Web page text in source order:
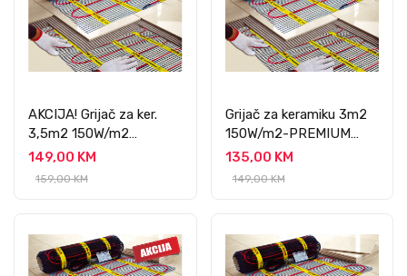
AKCIJA! Grijač za ker.
3,5m2 150W/m2
PREMIUM
PROFESSIONAL
149,00 KM
159,00 KM
Grijač za keramiku 3m2
150W/m2-PREMIUM
PROFESSIONAL
135,00 KM
149,00 KM